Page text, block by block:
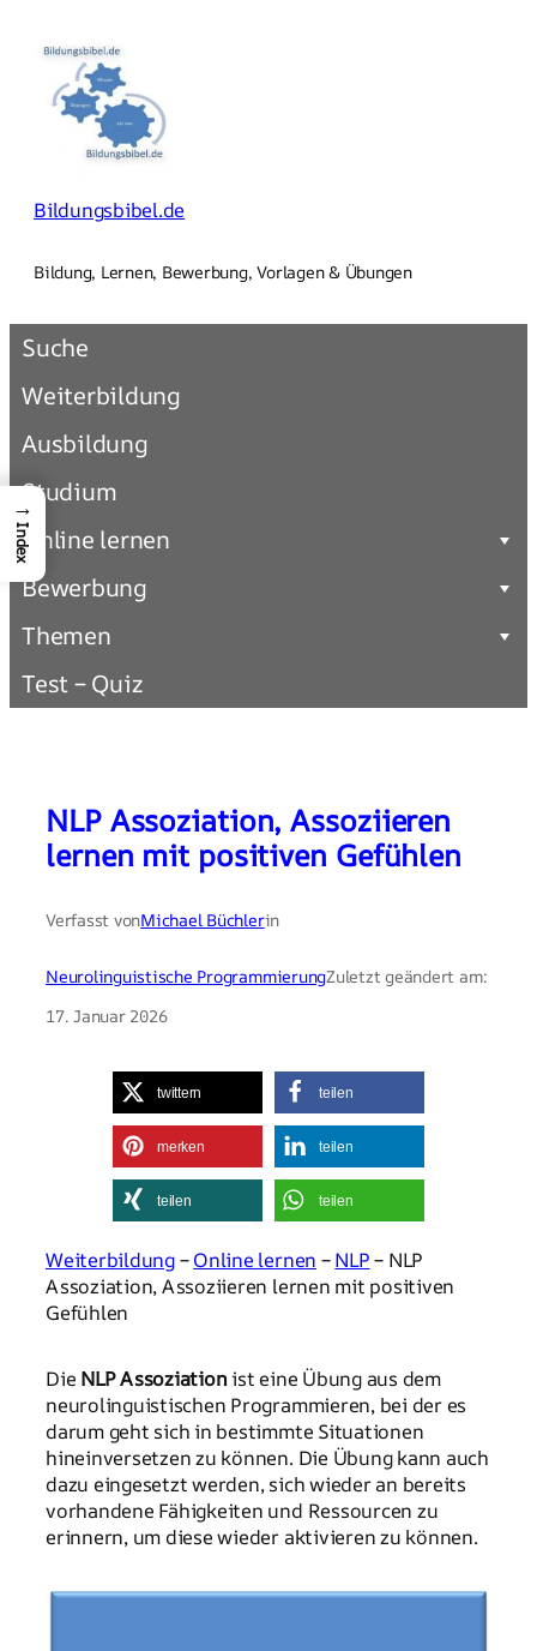
Inhalt
springen
Bildungsbibel.de
Bildung, Lernen, Bewerbung, Vorlagen & Übungen
Suche
Weiterbildung
Ausbildung
Studium
Online lernen
Bewerbung
Themen
Test – Quiz
NLP Assoziation, Assoziieren
lernen mit positiven Gefühlen
Verfasst vonMichael Büchlerin
Neurolinguistische ProgrammierungZuletzt geändert am:
17. Januar 2026
twittern teilen
merken teilen
teilen teilen
Weiterbildung–Online lernen –NLP– NLP
Assoziation, Assoziieren lernen mit positiven
Gefühlen
Die NLP Assoziationist eine Übung aus dem
neurolinguistischen Programmieren, bei der es
darum geht sich in bestimmte Situationen
hineinversetzen zu können. Die Übung kann auch
dazu eingesetzt werden, sich wieder an bereits
vorhandene Fähigkeiten und Ressourcen zu
erinnern, um diese wieder aktivieren zu können.
→
Index